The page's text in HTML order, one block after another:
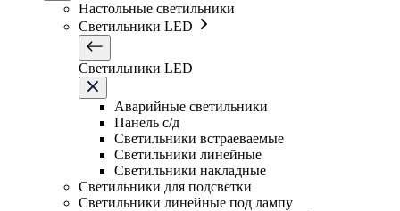
Настольные светильники
Светильники LED
Светильники LED
Аварийные светильники
Панель с/д
Светильники встраеваемые
Светильники линейные
Светильники накладные
Светильники для подсветки
Светильники линейные под лампу